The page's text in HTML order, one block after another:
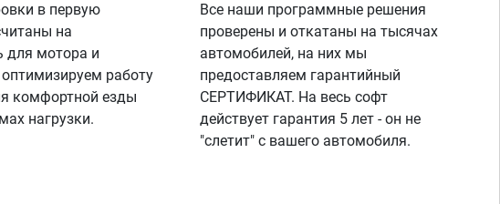
в первую
на
для мотора и
работу
комфортной езды
нагрузки.
Все наши программные решения
проверены и откатаны на тысячах
автомобилей, на них мы
предоставляем гарантийный
СЕРТИФИКАТ. На весь софт
действует гарантия 5 лет - он не
"слетит" с вашего автомобиля.